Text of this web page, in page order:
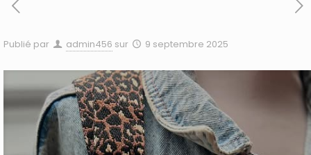
Publié par admin456 sur 9 septembre 2025